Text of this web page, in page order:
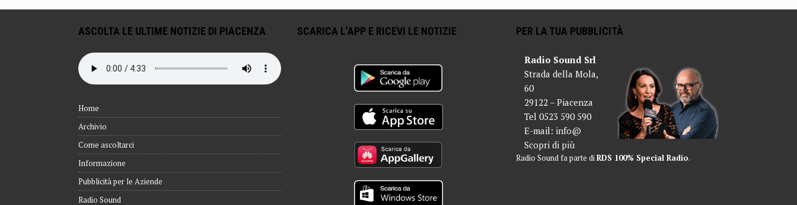
ASCOLTA LE ULTIME NOTIZIE DI PIACENZA
Home
Archivio
Come ascoltarci
Informazione
Pubblicità per le Aziende
Radio Sound
SCARICA L’APP E RICEVI LE NOTIZIE PER LA TUA PUBBLICITÀ
Radio Sound Srl
Strada della Mola,
60
29122 – Piacenza
Tel 0523 590 590
E-mail: info@
Scopri di più
Radio Sound fa parte di RDS 100% Special Radio.